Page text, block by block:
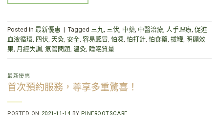
Posted in 最新優惠 | Tagged 三九, 三伏, 中藥, 中醫治療, 人手理療, 促進
血液循環, 四伏, 天灸, 安全, 容易感冒, 怕凍, 怕打針, 怕食藥, 拔罐, 明顯效
果, 月經失調, 氣管問題, 溫灸, 睡眠質量
最新優惠
首次預約服務，尊享多重驚喜！
POSTED ON 2021-11-14 BY PINEROOTSCARE